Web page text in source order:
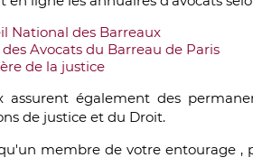
National des Barreaux
Avocats du Barreau de Paris
de la justice
assurent également des
de justice et du Droit.
membre de votre entourage ,